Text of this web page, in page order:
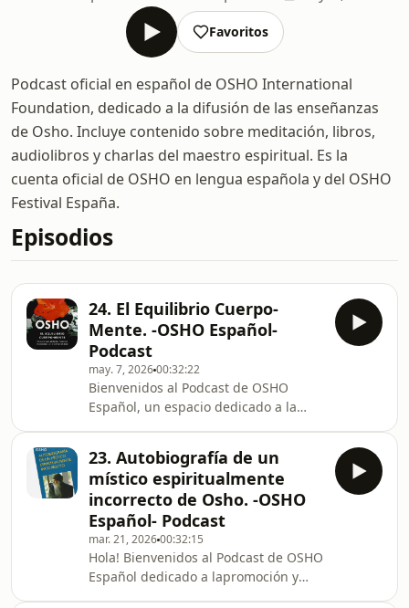
Favoritos
Podcast oficial en español de OSHO International
Foundation, dedicado a la difusión de las enseñanzas
de Osho. Incluye contenido sobre meditación, libros,
audiolibros y charlas del maestro espiritual. Es la
cuenta oficial de OSHO en lengua española y del OSHO
Festival España.
Episodios
24. El Equilibrio Cuerpo-
Mente. -OSHO Español-
Podcast
may. 7, 202600:32:22
Bienvenidos al Podcast de OSHO
Español, un espacio dedicado a la
nos escuchas como si ya
hasacompañado alguno de nuestros
episodios anteriores, nuestra
intención es ayudarte a descubrir
nuevos títulos dentro de la vasta
colección de libros de este maestro
inclasificable, traducidos al
español. Hoy retomamos nuestra
23. Autobiografía de un
místico espiritualmente
incorrecto de Osho. -OSHO
Español- Podcast
mar. 21, 202600:32:15
Hola! Bienvenidos al Podcast de OSHO
Español dedicado a lapromoción y